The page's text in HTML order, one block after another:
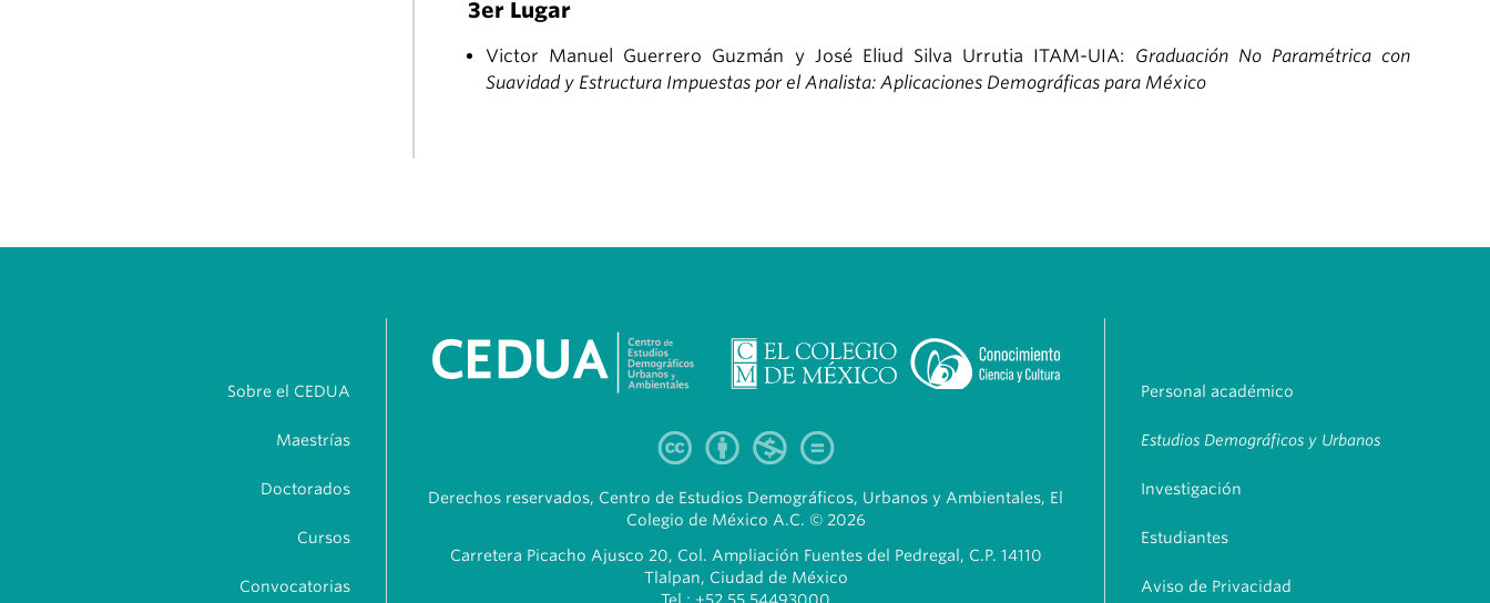
3er Lugar
Victor Manuel Guerrero Guzmán y José Eliud Silva Urrutia ITAM-UIA: Graduación No Paramétrica con
Suavidad y Estructura Impuestas por el Analista: Aplicaciones Demográficas para México
Sobre el CEDUA
Maestrías
Doctorados
Cursos
Convocatorias
Derechos reservados, Centro de Estudios Demográficos, Urbanos y Ambientales, El
Colegio de México A.C. © 2026
Carretera Picacho Ajusco 20, Col. Ampliación Fuentes del Pedregal, C.P. 14110
Tlalpan, Ciudad de México
Personal académico
Estudios Demográficos y Urbanos
Investigación
Estudiantes
Aviso de Privacidad